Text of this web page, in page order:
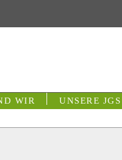
WIR UNSERE JGS